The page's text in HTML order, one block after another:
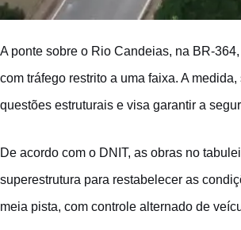
A ponte sobre o Rio Candeias, na BR-
com tráfego restrito a uma faixa. A
questões estruturais e visa garantir a
De acordo com o DNIT, as obras no
superestrutura para restabelecer as
meia pista, com controle alternado de